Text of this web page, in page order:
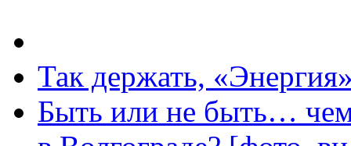
Так держать,
Быть или не быть…